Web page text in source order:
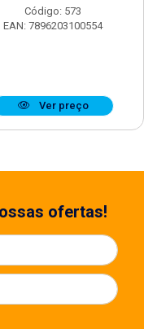
Código: 573
EAN: 7896203100554
Ver preço
ofertas!